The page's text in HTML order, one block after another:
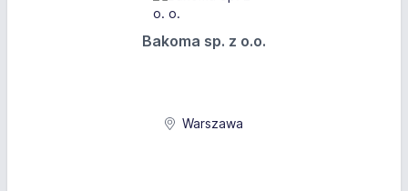
Bakoma sp. z o.o.
Warszawa